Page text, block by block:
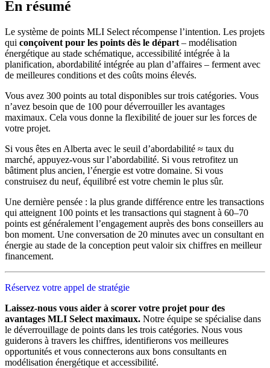
En résumé
Le système de points MLI Select récompense l’intention. Les projets
qui conçoivent pour les points dès le départ – modélisation
énergétique au stade schématique, accessibilité intégrée à la
planification, abordabilité intégrée au plan d’affaires – ferment avec
de meilleures conditions et des coûts moins élevés.
Vous avez 300 points au total disponibles sur trois catégories. Vous
n’avez besoin que de 100 pour déverrouiller les avantages
maximaux. Cela vous donne la flexibilité de jouer sur les forces de
votre projet.
Si vous êtes en Alberta avec le seuil d’abordabilité ≈ taux du
marché, appuyez-vous sur l’abordabilité. Si vous retrofitez un
bâtiment plus ancien, l’énergie est votre domaine. Si vous
construisez du neuf, équilibré est votre chemin le plus sûr.
Une dernière pensée : la plus grande différence entre les transactions
qui atteignent 100 points et les transactions qui stagnent à 60–70
points est généralement l’engagement auprès des bons conseillers au
bon moment. Une conversation de 20 minutes avec un consultant en
énergie au stade de la conception peut valoir six chiffres en meilleur
financement.
Réservez votre appel de stratégie
Laissez-nous vous aider à scorer votre projet pour des
avantages MLI Select maximaux. Notre équipe se spécialise dans
le déverrouillage de points dans les trois catégories. Nous vous
guiderons à travers les chiffres, identifierons vos meilleures
opportunités et vous connecterons aux bons consultants en
modélisation énergétique et accessibilité.